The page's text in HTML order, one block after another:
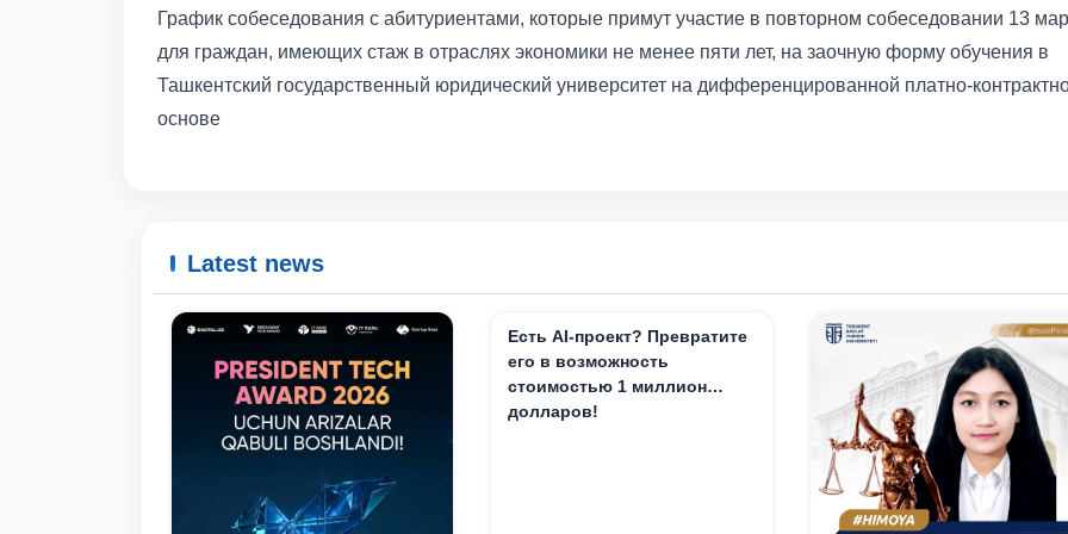
График собеседования с абитуриентами, которые примут участие в повторном собеседовании 13
для граждан, имеющих стаж в отраслях экономики не менее пяти лет, на заочную форму обучения в
Ташкентский государственный юридический университет на дифференцированной платно-
основе
Latest news
Есть AI-проект? Превратите
его в возможность
стоимостью 1 миллион
долларов!